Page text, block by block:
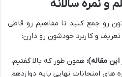
و نمره سالانه
رو جمع کنید تا مفاهیم رو قاطی
و کاربرد خودشون رو دارن:
مقاله): همون طور که بالا گفتیم،
امتحانات نهایی پایه دوازدهم